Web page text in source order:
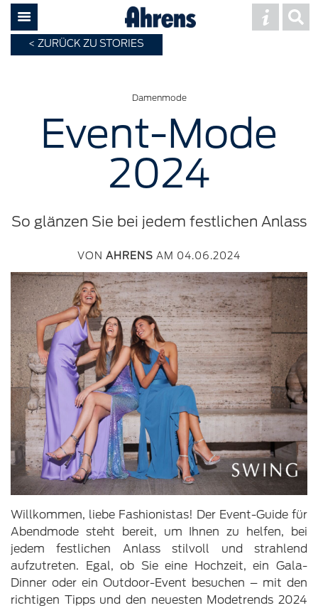
ZURÜCK ZU STORIES
Damenmode
Event-Mode
2024
So glänzen Sie bei jedem festlichen Anlass
VONAHRENS AM 04.06.2024
Willkommen, liebe Fashionistas! Der Event-Guide für
Abendmode steht bereit, um Ihnen zu helfen, bei
jedem festlichen Anlass stilvoll und strahlend
aufzutreten. Egal, ob Sie eine Hochzeit, ein Gala-
Dinner oder ein Outdoor-Event besuchen – mit den
richtigen Tipps und den neuesten Modetrends 2024